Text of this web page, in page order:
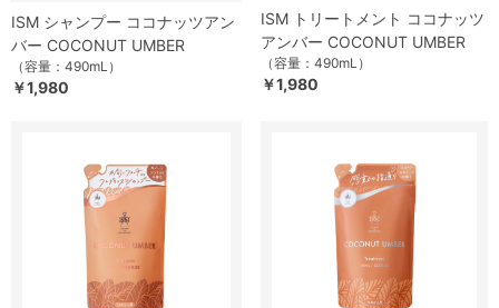
ISM シャンプー ココナッツアン
バー COCONUT UMBER
（容量：490mL）
￥1,980
ISM トリートメント ココナッツ
アンバー COCONUT UMBER
（容量：490mL）
￥1,980